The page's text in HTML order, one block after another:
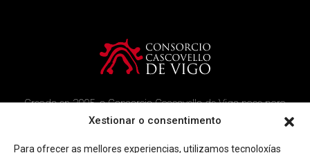
Xestionar o consentimento
Para ofrecer as mellores experiencias, utilizamos tecnoloxías
Creado en 2005, o Consorcio Cascovello de Vigo nace para
atender aos veciños do casco histórico, creando un ambicioso